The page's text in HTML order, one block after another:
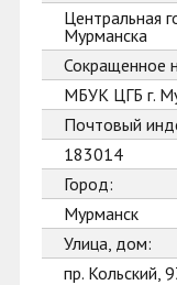
Центральная
Мурманска
Сокращенное
МБУК ЦГБ г.
Почтовый
183014
Город:
Мурманск
Улица, дом:
пр. Кольский,